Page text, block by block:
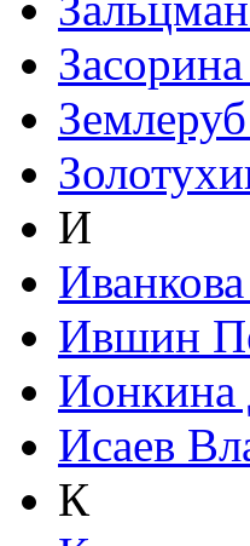
И
Ившин
Ионкина
Исаев
К